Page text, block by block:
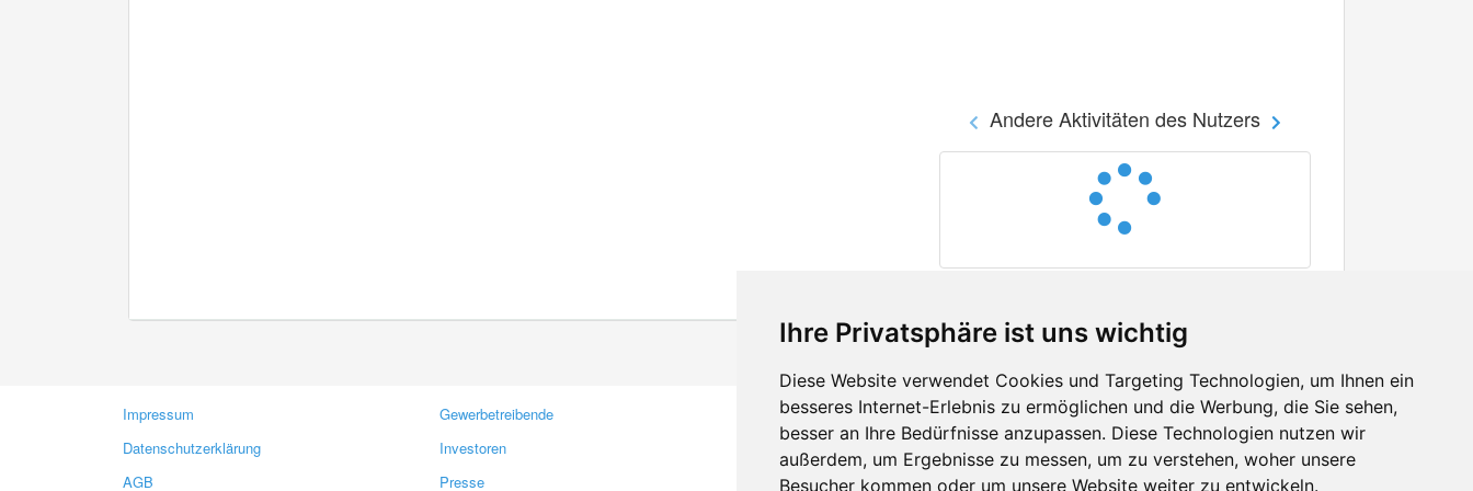
Ihre Privatsphäre ist uns wichtig
Diese Website verwendet Cookies und Targeting Technologien, um Ihnen ein
besseres Internet-Erlebnis zu ermöglichen und die Werbung, die Sie sehen,
besser an Ihre Bedürfnisse anzupassen. Diese Technologien nutzen wir
außerdem, um Ergebnisse zu messen, um zu verstehen, woher unsere
Besucher kommen oder um unsere Website weiter zu entwickeln.
Andere Aktivitäten des Nutzers
Impressum
Datenschutzerklärung
AGB
Gewerbetreibende
Investoren
Presse
Kontakt
Feedback
Fehler melden
Facebook
Twitter
YouTube